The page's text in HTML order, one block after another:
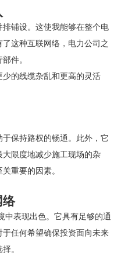
铺设。这使我能够在整个电
这种互联网络，电力公司之
件。
的线缆杂乱和更高的灵活
保持路权的畅通。此外，它
限度地减少施工现场的杂
重要的因素。
中表现出色。它具有足够的通
任何希望确保投资面向未来
。